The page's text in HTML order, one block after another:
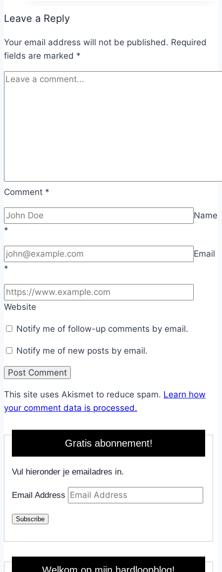
Leave a Reply
Your email address will not be published. Required
fields are marked *
Comment *
Name
*
Email
*
Website
Notify me of follow-up comments by email.
Notify me of new posts by email.
This site uses Akismet to reduce spam. Learn how
your comment data is processed.
Gratis abonnement!
Vul hieronder je emailadres in.
Email Address
Subscribe
Welkom op mijn hardloopblog!